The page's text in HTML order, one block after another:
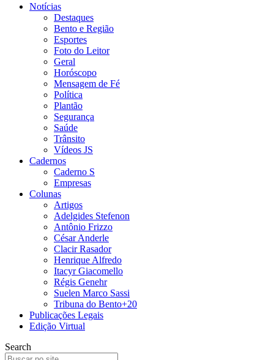
Notícias
Destaques
Bento e Região
Esportes
Foto do Leitor
Geral
Horóscopo
Mensagem de Fé
Política
Plantão
Segurança
Saúde
Trânsito
Vídeos JS
Cadernos
Caderno S
Empresas
Colunas
Artigos
Adelgides Stefenon
Antônio Frizzo
César Anderle
Clacir Rasador
Henrique Alfredo
Itacyr Giacomello
Régis Genehr
Suelen Marco Sassi
Tribuna do Bento+20
Publicações Legais
Edição Virtual
Search